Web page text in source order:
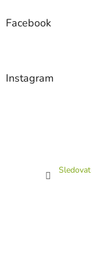
Facebook
Instagram
Sledovat